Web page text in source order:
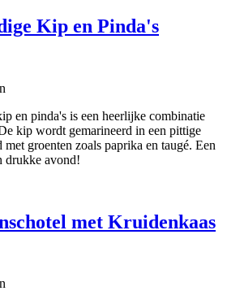
Kip en Pinda's
en pinda's is een heerlijke combinatie
kip wordt gemarineerd in een pittige
groenten zoals paprika en taugé. Een
drukke avond!
met Kruidenkaas